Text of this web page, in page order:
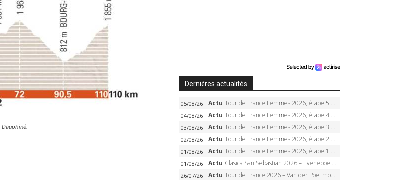
Dernières actualités
05/08/26 Actu Tour de France Femmes 2026, étape 5 – Demi Vollering gagne à Belleville, Reusser en jaune, Ferrand-Prévot coule
04/08/26 Actu Tour de France Femmes 2026, étape 4 – Marlen Reusser écrase le chrono, Ferrand-Prévot en crise
03/08/26 Actu Tour de France Femmes 2026, étape 3 – Sigrid Haugset en solitaire, 88 km d’échappée, maillot jaune
02/08/26 Actu Tour de France Femmes 2026, étape 2 – Lorena Wiebes doublé à Genève, Markus héroïque, 7e record
01/08/26 Actu Tour de France Femmes 2026, étape 1 – Lorena Wiebes intouchable à Lausanne, premier maillot jaune
01/08/26 Actu Clasica San Sebastian 2026 – Evenepoel recordman, 4e victoire, Carapaz battu au sprint
26/07/26 Actu Tour de France 2026 – Van der Poel monumental à Paris, Pogacar égale le record des cinq sacres